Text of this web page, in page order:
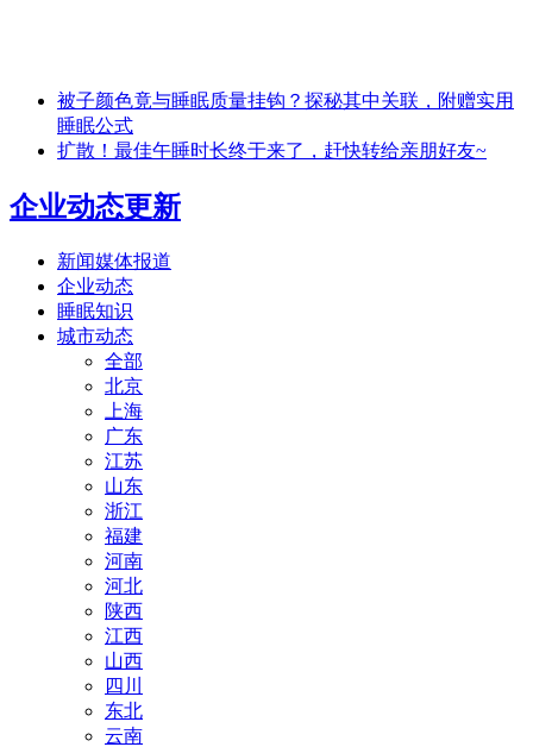
被子颜色竟与睡眠质量挂钩？探秘其中关联，附赠实用
睡眠公式
扩散！最佳午睡时长终于来了，赶快转给亲朋好友~
企业动态更新
新闻媒体报道
企业动态
睡眠知识
城市动态
全部
北京
上海
广东
江苏
山东
浙江
福建
河南
河北
陕西
江西
山西
四川
东北
云南